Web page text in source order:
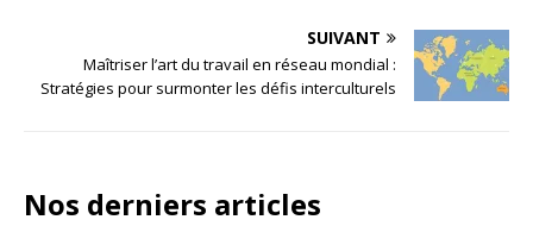
SUIVANT
Maîtriser l’art du travail en réseau mondial :
Stratégies pour surmonter les défis interculturels
Nos derniers articles